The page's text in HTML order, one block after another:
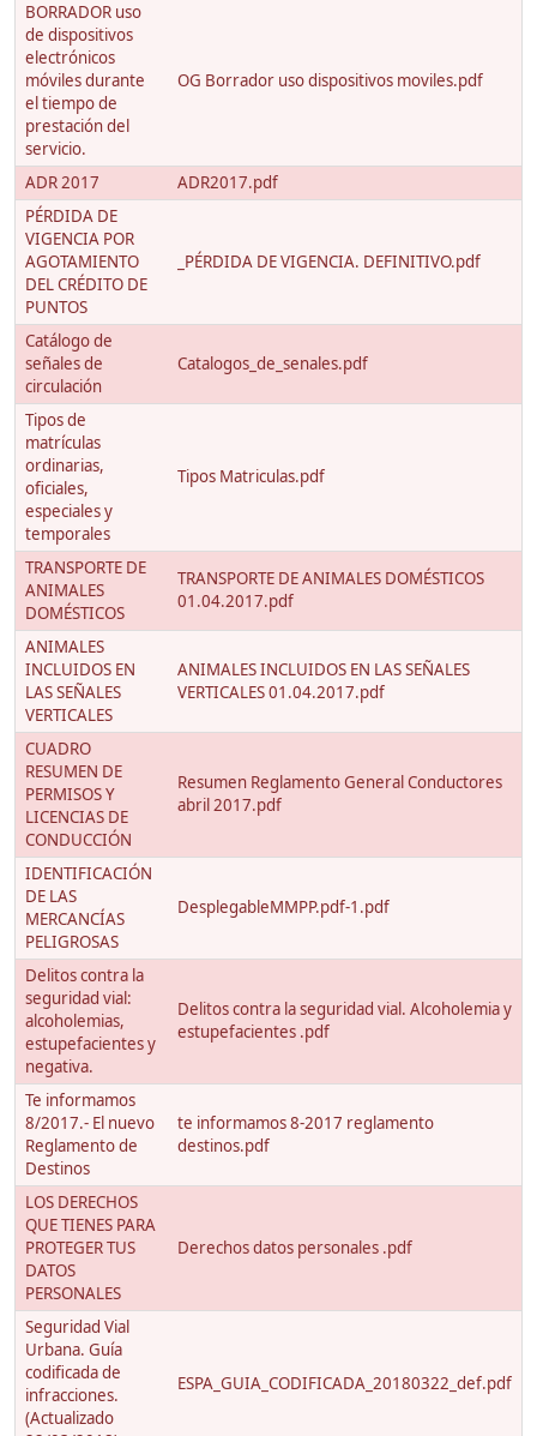
BORRADOR uso
de dispositivos
electrónicos
móviles durante
el tiempo de
prestación del
servicio.
OG Borrador uso dispositivos moviles.pdf
ADR 2017
ADR2017.pdf
PÉRDIDA DE
VIGENCIA POR
AGOTAMIENTO
DEL CRÉDITO DE
PUNTOS
_PÉRDIDA DE VIGENCIA. DEFINITIVO.pdf
Catálogo de
señales de
circulación
Catalogos_de_senales.pdf
Tipos de
matrículas
ordinarias,
oficiales,
especiales y
temporales
Tipos Matriculas.pdf
TRANSPORTE DE
ANIMALES
DOMÉSTICOS
TRANSPORTE DE ANIMALES DOMÉSTICOS
01.04.2017.pdf
ANIMALES
INCLUIDOS EN
LAS SEÑALES
VERTICALES
ANIMALES INCLUIDOS EN LAS SEÑALES
VERTICALES 01.04.2017.pdf
CUADRO
RESUMEN DE
PERMISOS Y
LICENCIAS DE
CONDUCCIÓN
Resumen Reglamento General Conductores
abril 2017.pdf
IDENTIFICACIÓN
DE LAS
MERCANCÍAS
PELIGROSAS
DesplegableMMPP.pdf-1.pdf
Delitos contra la
seguridad vial:
alcoholemias,
estupefacientes y
negativa.
Delitos contra la seguridad vial. Alcoholemia y
estupefacientes .pdf
Te informamos
8/2017.- El nuevo
Reglamento de
Destinos
te informamos 8-2017 reglamento
destinos.pdf
LOS DERECHOS
QUE TIENES PARA
PROTEGER TUS
DATOS
PERSONALES
Derechos datos personales .pdf
Seguridad Vial
Urbana. Guía
codificada de
infracciones.
(Actualizado
ESPA_GUIA_CODIFICADA_20180322_def.pdf